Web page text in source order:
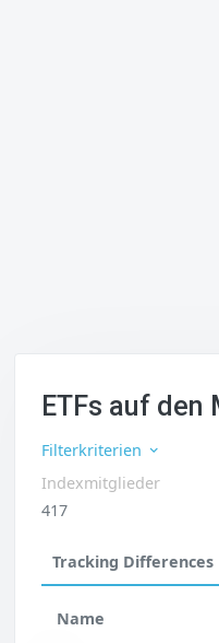
ETFs auf den
Filterkriterien
Indexmitglieder
417
Tracking Differences
Name